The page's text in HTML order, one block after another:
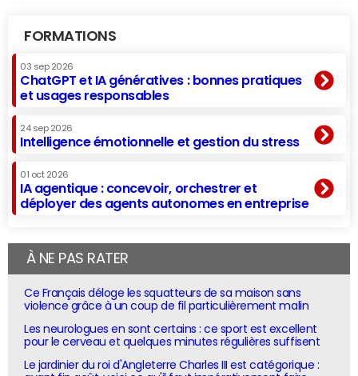
FORMATIONS
03 sep 2026
ChatGPT et IA génératives : bonnes pratiques
et usages responsables
24 sep 2026
Intelligence émotionnelle et gestion du stress
01 oct 2026
IA agentique : concevoir, orchestrer et
déployer des agents autonomes en entreprise
À NE PAS RATER
Ce Français déloge les squatteurs de sa maison sans
violence grâce à un coup de fil particulièrement malin
Les neurologues en sont certains : ce sport est excellent
pour le cerveau et quelques minutes régulières suffisent
Le jardinier du roi d'Angleterre Charles III est catégorique :